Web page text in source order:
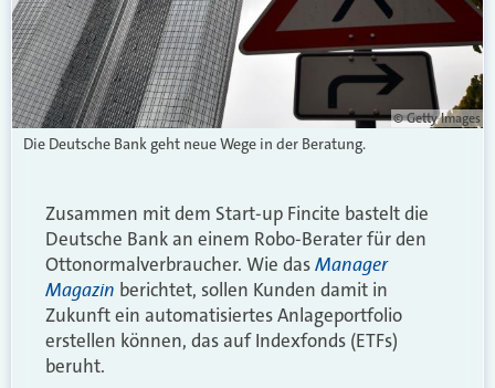
© Getty Images
Die Deutsche Bank geht neue Wege in der Beratung.
Zusammen mit dem Start-up Fincite bastelt die
Deutsche Bank an einem Robo-Berater für den
Ottonormalverbraucher. Wie dasManager
Magazin berichtet, sollen Kunden damit in
Zukunft ein automatisiertes Anlageportfolio
erstellen können, das auf Indexfonds (ETFs)
beruht.